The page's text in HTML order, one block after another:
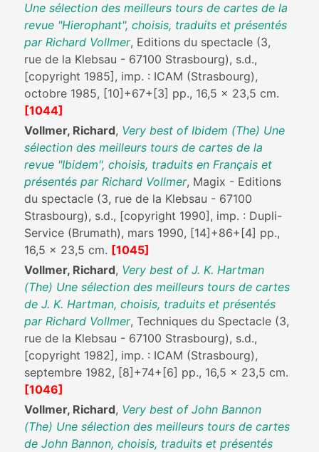
Une sélection des meilleurs tours de cartes de la
revue "Hierophant", choisis, traduits et présentés
par Richard Vollmer, Editions du spectacle (3,
rue de la Klebsau - 67100 Strasbourg), s.d.,
[copyright 1985], imp. : ICAM (Strasbourg),
octobre 1985, [10]+67+[3] pp., 16,5 x 23,5 cm.
[1044]
Vollmer, Richard, Very best of Ibidem (The) Une
sélection des meilleurs tours de cartes de la
revue "Ibidem", choisis, traduits en Français et
présentés par Richard Vollmer, Magix - Editions
du spectacle (3, rue de la Klebsau - 67100
Strasbourg), s.d., [copyright 1990], imp. : Dupli-
Service (Brumath), mars 1990, [14]+86+[4] pp.,
16,5 x 23,5 cm. [1045]
Vollmer, Richard, Very best of J. K. Hartman
(The) Une sélection des meilleurs tours de cartes
de J. K. Hartman, choisis, traduits et présentés
par Richard Vollmer, Techniques du Spectacle (3,
rue de la Klebsau - 67100 Strasbourg), s.d.,
[copyright 1982], imp. : ICAM (Strasbourg),
septembre 1982, [8]+74+[6] pp., 16,5 x 23,5 cm.
[1046]
Vollmer, Richard, Very best of John Bannon
(The) Une sélection des meilleurs tours de cartes
de John Bannon, choisis, traduits et présentés